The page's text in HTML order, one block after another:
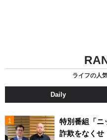
ライフの人
Daily
特別番組「
詐欺をなくせ